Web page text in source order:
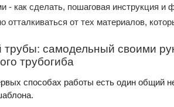
- как сделать, пошаговая инструкция и
отталкиваться от тех материалов,
трубы: самодельный своими
трубогиба
способах работы есть один общий